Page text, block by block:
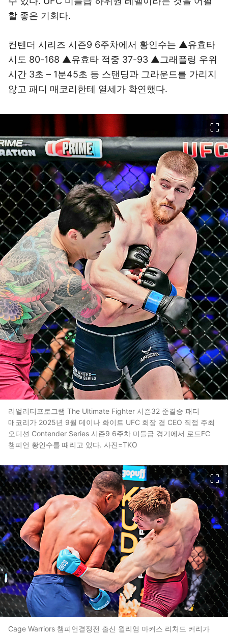
할 좋은 기회다.
컨텐더 시리즈 시즌9 6주차에서 황인수는 ▲유효타
시도 80-168 ▲유효타 적중 37-93 ▲그래플링 우위
시간 3초 – 1분45초 등 스탠딩과 그라운드를 가리지
않고 패디 매코리한테 열세가 확연했다.
리얼리티프로그램 The Ultimate Fighter 시즌32 준결승 패디
매코리가 2025년 9월 데이나 화이트 UFC 회장 겸 CEO 직접 주최
오디션 Contender Series 시즌9 6주차 미들급 경기에서 로드FC
챔피언 황인수를 때리고 있다. 사진=TKO
Cage Warriors 챔피언결정전 출신 윌리엄 마커스 리처드 커리가